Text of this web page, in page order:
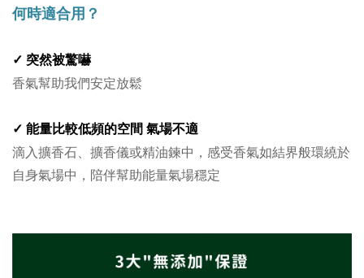
何時適合用？
✓ 突然被驚嚇
香氣幫助我們安定放鬆
✓ 能量比較低頻的空間 氣場不適
滴入擴香石、擴香儀或精油鍊中，感受香氣如結界般環繞於
自身氣場中，陪伴幫助能量氣場穩定